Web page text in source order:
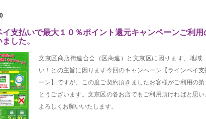
イ支払いで最大１０％ポイント還元キャンペーンご利
した。
文京区商店街連合会（区商連）と文京区に因ります、地域
い！との主旨に因ります今回のキャンペーン【ラインペイ
ーン】ですが、この度ご契約頂きましたお客様がご利用の
とうございます。文京区の各お店でもご利用頂ければと思
よろしくお願いいたします。